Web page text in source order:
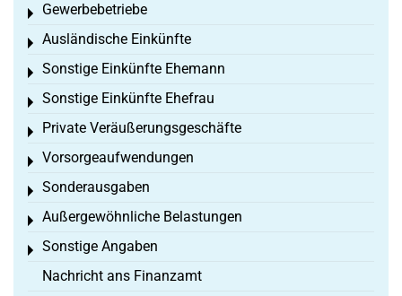
Gewerbebetriebe
Toggle menu
Ausländische Einkünfte
Toggle menu
Sonstige Einkünfte Ehemann
Toggle menu
Sonstige Einkünfte Ehefrau
Toggle menu
Private Veräußerungsgeschäfte
Toggle menu
Vorsorgeaufwendungen
Toggle menu
Sonderausgaben
Toggle menu
Außergewöhnliche Belastungen
Toggle menu
Sonstige Angaben
Toggle menu
Nachricht ans Finanzamt